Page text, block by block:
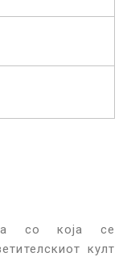
со која се
култ